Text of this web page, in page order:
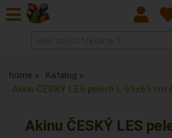
home
Katalog
Akinu ČESKÝ LES pelech L 95x65 cm
Akinu ČESKÝ LES